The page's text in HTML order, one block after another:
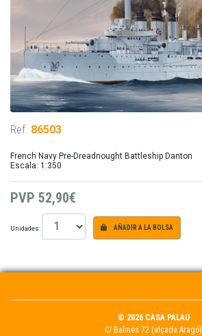
Ref. 86503
French Navy Pre-Dreadnought Battleship Danton
Escala: 1:350
PVP 52,90€
Unidades: AÑADIR A LA BOLSA
© 2026 CASA PALAU
C/ Balmes 72 (alçada Aragó)